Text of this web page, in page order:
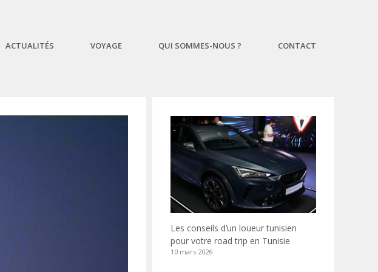
ACTUALITÉS VOYAGE QUI SOMMES-NOUS ? CONTACT
Les conseils d’un loueur tunisien
pour votre road trip en Tunisie
10 mars 2026